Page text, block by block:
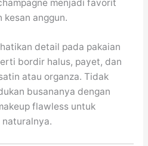
menjadi favorit
kesan anggun.
detail pada pakaian
bordir halus, payet, dan
atau organza. Tidak
busananya dengan
flawless untuk
naturalnya.